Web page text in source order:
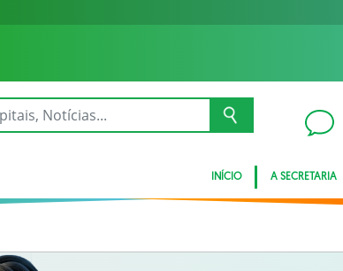
INÍCIO A SECRETARIA